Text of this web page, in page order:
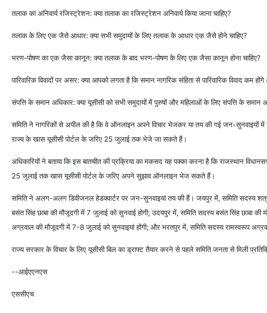
तलाक का अनिवार्य रजिस्ट्रेशन: क्या तलाक का रजिस्ट्रेशन अनिवार्य किया जाना चाहिए?
तलाक के लिए एक जैसे आधार: क्या सभी समुदायों के लिए तलाक के आधार एक जैसे होने चाहिए?
भरण-पोषण का एक जैसा कानून: क्या तलाक के बाद भरण-पोषण के लिए एक जैसा कानून होना चाहिए?
पारिवारिक विवादों पर असर: क्या आपको लगता है कि समान नागरिक संहिता से पारिवारिक विवाद कम
संपत्ति के समान अधिकार: क्या यूसीसी को सभी समुदायों में पुरुषों और महिलाओं के लिए संपत्ति के समान
समिति ने नागरिकों से अपील की है कि वे ऑनलाइन अपने विचार भेजकर या तय की गई जन-सुनवाइयों
राज्य के खास यूसीसी पोर्टल के जरिए 25 जुलाई तक भेजे जा सकते हैं।
अधिकारियों ने बताया कि इस बातचीत की प्रक्रिया का मकसद यह पक्का करना है कि राजस्थान
25 जुलाई तक खास यूसीसी पोर्टल के जरिए अपने सुझाव ऑनलाइन भेज सकते हैं।
समिति ने अलग-अलग डिवीजनल हेडक्वार्टर पर जन-सुनवाइयां तय की हैं। जयपुर में, समिति सदस्य
बसंत सिंह छाबा की मौजूदगी में 7 जुलाई को सुनवाई होगी; उदयपुर में, समिति सदस्य बसंत सिंह छाबा
अग्रवाल की मौजूदगी में 7-8 जुलाई को सुनवाइयां होंगी; और भरतपुर में, समिति सदस्य रामस्वरूप
राज्य सरकार के विचार के लिए यूसीसी बिल का ड्राफ्ट तैयार करने से पहले समिति जनता से मिली
--आईएएनएस
एससीएच